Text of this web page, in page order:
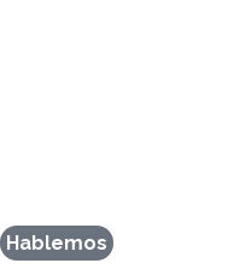
Hablemos